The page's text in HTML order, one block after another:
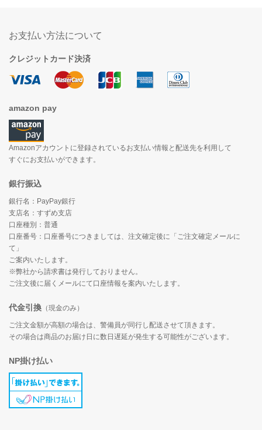
お支払い方法について
クレジットカード決済
amazon pay
Amazonアカウントに登録されているお支払い情報と配送先を利用して
すぐにお支払いができます。
銀行振込
銀行名：PayPay銀行
支店名：すずめ支店
口座種別：普通
口座番号：口座番号につきましては、注文確定後に「ご注文確定メールに
て」
ご案内いたします。
※弊社から請求書は発行しておりません。
ご注文後に届くメールにて口座情報を案内いたします。
代金引換 （現金のみ）
ご注文金額が高額の場合は、警備員が同行し配送させて頂きます。
その場合は商品のお届け日に数日遅延が発生する可能性がございます。
NP掛け払い